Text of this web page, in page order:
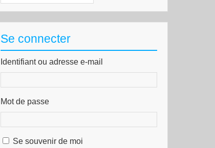
Se connecter
Identifiant ou adresse e-mail
Mot de passe
Se souvenir de moi